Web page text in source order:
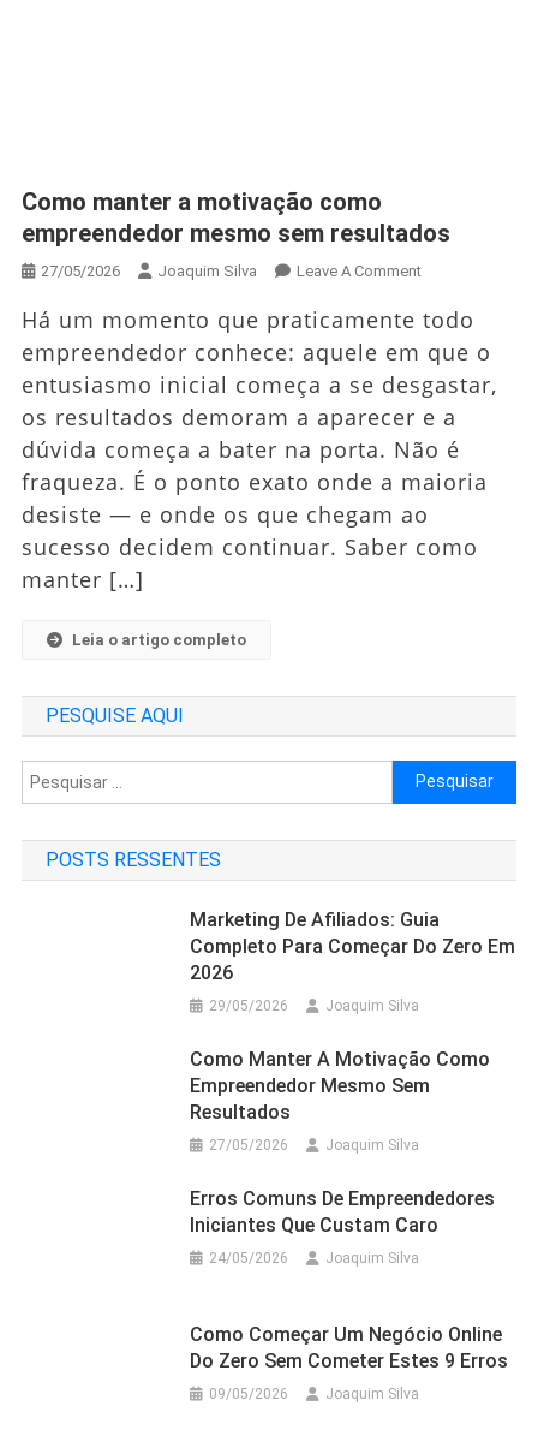
Como manter a motivação como
empreendedor mesmo sem resultados
27/05/2026 Joaquim Silva Leave A CommentOn
Manter
A
Motivação
Mesmo
Sem
Resultados
Há um momento que praticamente todo
empreendedor conhece: aquele em que o
entusiasmo inicial começa a se desgastar,
os resultados demoram a aparecer e a
dúvida começa a bater na porta. Não é
fraqueza. É o ponto exato onde a maioria
desiste — e onde os que chegam ao
sucesso decidem continuar. Saber como
manter […]
Leia o artigo completo
PESQUISE AQUI
Pesquisar
por:
POSTS RESSENTES
Marketing De Afiliados: Guia
Completo Para Começar Do Zero Em
2026
29/05/2026 Joaquim Silva
Como Manter A Motivação Como
Empreendedor Mesmo Sem
Resultados
27/05/2026 Joaquim Silva
Erros Comuns De Empreendedores
Iniciantes Que Custam Caro
24/05/2026 Joaquim Silva
Como Começar Um Negócio Online
Do Zero Sem Cometer Estes 9 Erros
09/05/2026 Joaquim Silva